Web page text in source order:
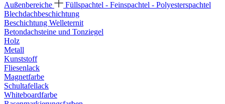
Außenbereiche
Füllspachtel - Feinspachtel - Polyesterspachtel
Blechdachbeschichtung
Beschichtung Welleternit
Betondachsteine und Tonziegel
Holz
Metall
Kunststoff
Fliesenlack
Magnetfarbe
Schultafellack
Whiteboardfarbe